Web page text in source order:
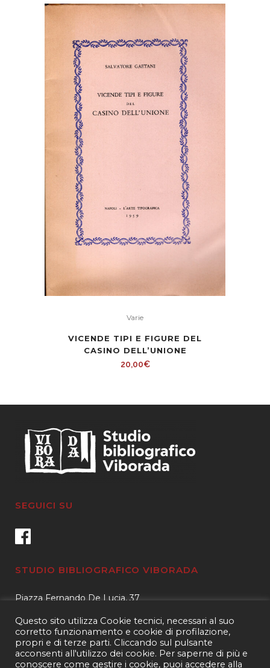
Varie
VICENDE TIPI E FIGURE DEL
CASINO DELL’UNIONE
20,00€
SEGUICI SU
STUDIO BIBLIOGRAFICO VIBORADA
Piazza Fernando De Lucia, 37
Tel.3400596959 – 3404632889
email.info@viborada.it
Questo sito utilizza Cookie tecnici, necessari al suo
corretto funzionamento e cookie di profilazione,
propri e di terze parti. Cliccando sul pulsante
acconsenti all'utilizzo dei cookie. Per saperne di più e
conoscere come gestire i cookie, puoi accedere alla